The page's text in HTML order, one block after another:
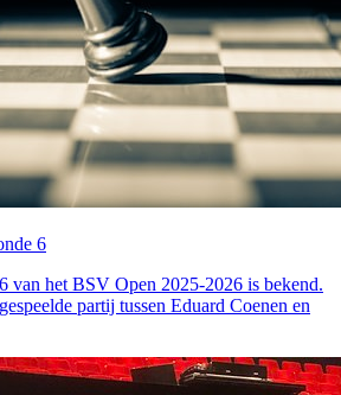
6
van het BSV Open 2025-2026 is bekend.
partij tussen Eduard Coenen en